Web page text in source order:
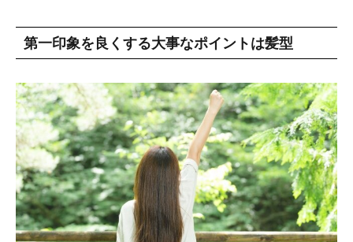
第一印象を良くする大事なポイントは髪型